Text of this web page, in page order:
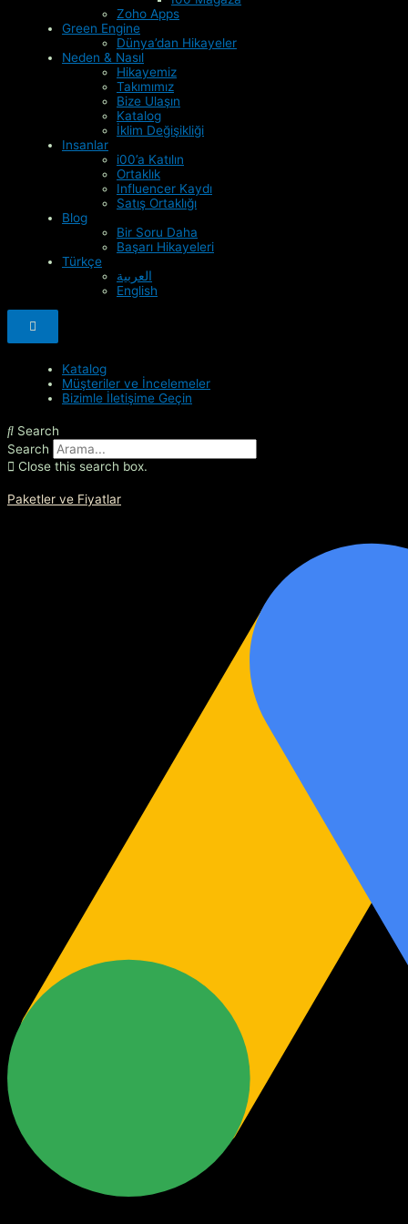
Zoho Apps
Green Engine
Dünya’dan Hikayeler
Neden & Nasıl
Hikayemiz
Takımımız
Bize Ulaşın
Katalog
İklim Değişikliği
Insanlar
i00’a Katılın
Ortaklık
Influencer Kaydı
Satış Ortaklığı
Blog
Bir Soru Daha
Başarı Hikayeleri
Türkçe
العربية
English
Hamburger Toggle Menu
Katalog
Müşteriler ve İncelemeler
Bizimle İletişime Geçin
Search
Search
Close this search box.
Paketler ve Fiyatlar